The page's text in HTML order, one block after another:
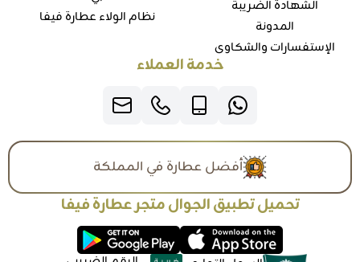
الشهادة الضريبة
المدونة
الإستفسارات والشكاوي
نظام الولاء عطارة فيفا
خدمة العملاء
أفضل عطارة في المملكة
تحميل تطبيق الجوال متجر عطارة فيفا